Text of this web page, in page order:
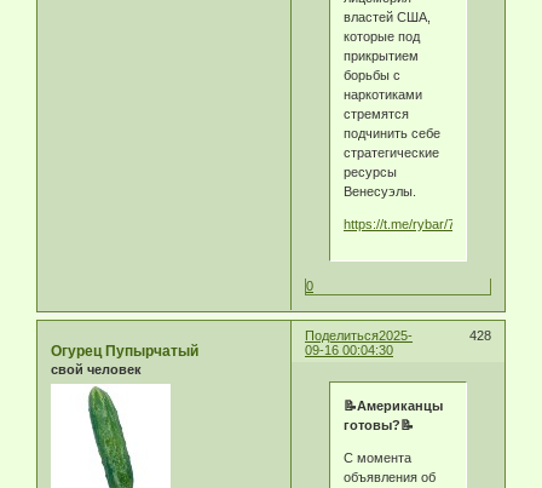
властей США,
которые под
прикрытием
борьбы с
наркотиками
стремятся
подчинить себе
стратегические
ресурсы
Венесуэлы.
https://t.me/rybar/73468
0
Поделиться 428
2025-
09-16 00:04:30
Огурец Пупырчатый
свой человек
📝Американцы
готовы?📝
С момента
объявления об